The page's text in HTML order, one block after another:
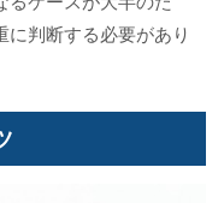
判断する必要があり